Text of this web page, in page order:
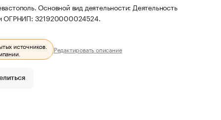
Основной вид деятельности: Деятельность
ОГРНИП: 321920000024524.
источников.
Редактировать описание